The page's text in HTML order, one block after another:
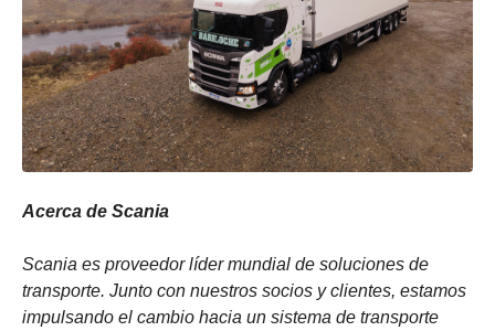
Acerca de Scania
Scania es proveedor líder mundial de soluciones de
transporte. Junto con nuestros socios y clientes, estamos
impulsando el cambio hacia un sistema de transporte